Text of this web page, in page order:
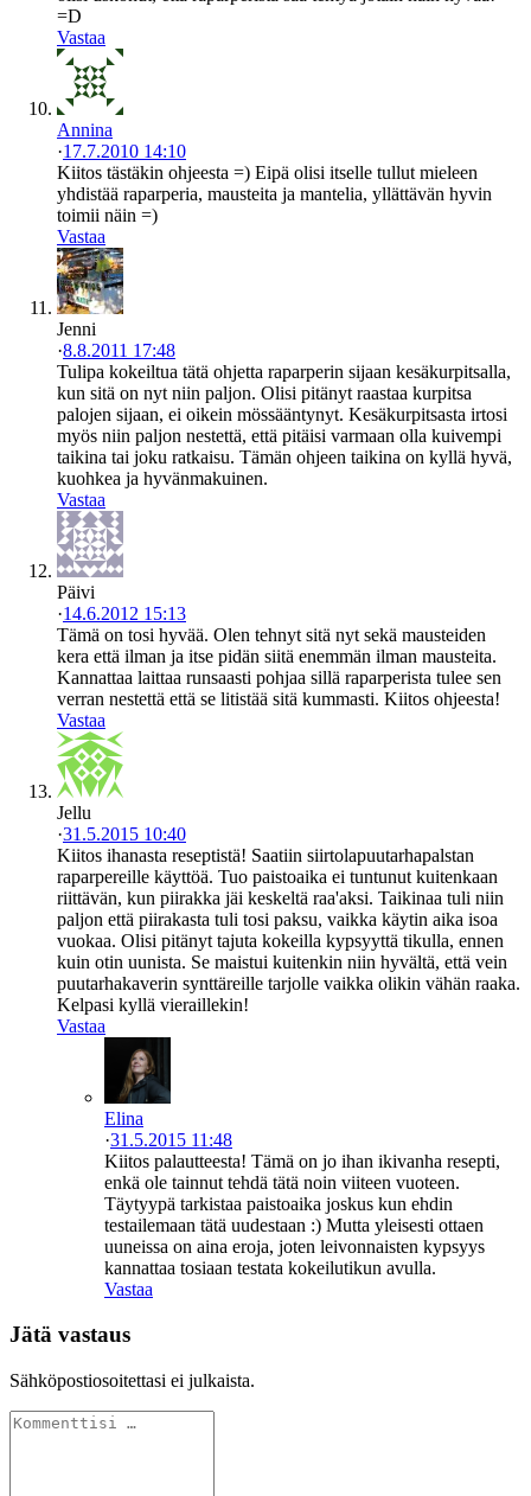
=D
Vastaa
Annina
·17.7.2010 14:10
Kiitos tästäkin ohjeesta =) Eipä olisi itselle tullut mieleen
yhdistää raparperia, mausteita ja mantelia, yllättävän hyvin
toimii näin =)
Vastaa
Jenni
·8.8.2011 17:48
Tulipa kokeiltua tätä ohjetta raparperin sijaan kesäkurpitsalla,
kun sitä on nyt niin paljon. Olisi pitänyt raastaa kurpitsa
palojen sijaan, ei oikein mössääntynyt. Kesäkurpitsasta irtosi
myös niin paljon nestettä, että pitäisi varmaan olla kuivempi
taikina tai joku ratkaisu. Tämän ohjeen taikina on kyllä hyvä,
kuohkea ja hyvänmakuinen.
Vastaa
Päivi
·14.6.2012 15:13
Tämä on tosi hyvää. Olen tehnyt sitä nyt sekä mausteiden
kera että ilman ja itse pidän siitä enemmän ilman mausteita.
Kannattaa laittaa runsaasti pohjaa sillä raparperista tulee sen
verran nestettä että se litistää sitä kummasti. Kiitos ohjeesta!
Vastaa
Jellu
·31.5.2015 10:40
Kiitos ihanasta reseptistä! Saatiin siirtolapuutarhapalstan
raparpereille käyttöä. Tuo paistoaika ei tuntunut kuitenkaan
riittävän, kun piirakka jäi keskeltä raa'aksi. Taikinaa tuli niin
paljon että piirakasta tuli tosi paksu, vaikka käytin aika isoa
vuokaa. Olisi pitänyt tajuta kokeilla kypsyyttä tikulla, ennen
kuin otin uunista. Se maistui kuitenkin niin hyvältä, että vein
puutarhakaverin synttäreille tarjolle vaikka olikin vähän raaka.
Kelpasi kyllä vieraillekin!
Vastaa
Elina
·31.5.2015 11:48
Kiitos palautteesta! Tämä on jo ihan ikivanha resepti,
enkä ole tainnut tehdä tätä noin viiteen vuoteen.
Täytyypä tarkistaa paistoaika joskus kun ehdin
testailemaan tätä uudestaan :) Mutta yleisesti ottaen
uuneissa on aina eroja, joten leivonnaisten kypsyys
kannattaa tosiaan testata kokeilutikun avulla.
Vastaa
Jätä vastaus
Sähköpostiosoitettasi ei julkaista.